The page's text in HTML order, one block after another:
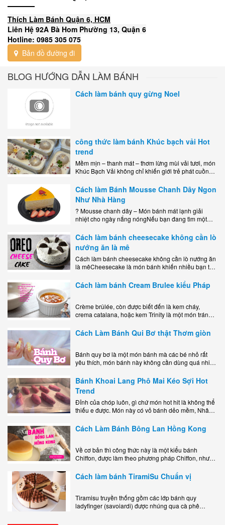
Thích Làm Bánh Quận 6, HCM
Liên Hệ 92A Bà Hom Phường 13, Quận 6
Hotline: 0985 305 075
Bản đồ đường đi
BLOG HƯỚNG DẪN LÀM BÁNH
Cách làm bánh quy gừng Noel
công thức làm bánh Khúc bạch vải Hot
trend
Mềm mịn – thanh mát – thơm lừng mùi vải tươi, món
Khúc Bạch Vải không chỉ khiến giới trẻ phát cuồng
Cách làm Bánh Mousse Chanh Dây Ngon
Như Nhà Hàng
? Mousse chanh dây – Món bánh mát lạnh giải
nhiệt cho ngày nắng nóngNếu bạn đang tìm một
dễ..
Cách làm bánh cheesecake không cần lò
nướng ăn là mê
Cách làm bánh cheesecake không cần lò nướng ăn
là mêCheesecake là món bánh khiến nhiều bạn trẻ
kem..
Cách làm bánh Cream Brulee kiểu Pháp
Crème brûlée, còn được biết đến là kem cháy,
crema catalana, hoặc kem Trinity là một món tráng
lớp..
Cách Làm Bánh Qui Bơ thật Thơm giòn
Bánh quy bơ là một món bánh mà các bé nhỏ rất
yêu thích, món bánh này không cần dùng quá nhiều
Bánh Khoai Lang Phô Mai Kéo Sợi Hot
Trend
Đỉnh của chóp luôn, gì chứ món hot hit là không thể
thiếu e được. Món này có vỏ bánh dẻo mềm, Nhân
Cách Làm Bánh Bông Lan Hồng Kong
Về cơ bản thì công thức này là một kiểu bánh
Chiffon, được làm theo phương pháp Chiffon, nhưng
ngon, làm..
Cách làm bánh TiramiSu Chuẩn vị
Tiramisu truyền thống gồm các lớp bánh quy
ladyfinger (savoiardi) được nhúng qua cà phê